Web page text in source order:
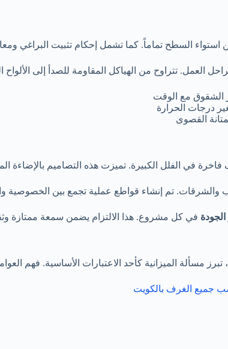
من استواء السطح تماماً. كما تشمل إحكام تثبيت البراغي
العمل. تتراوح من الهياكل المقاومة للصدأ إلى الألواح
الشقوق مع الوقت
درجات الحرارة
القصوى
في الفلل الكبيرة. تميزت هذه التصاميم بالإضاءة
والشرقات. تم إنشاء قواطع عملية تجمع بين الخصوصية
الجودة في كل مشروع. هذا الالتزام يضمن سمعة ممتازة
مسألة الميزانية كأحد الاعتبارات الأساسية. فهم